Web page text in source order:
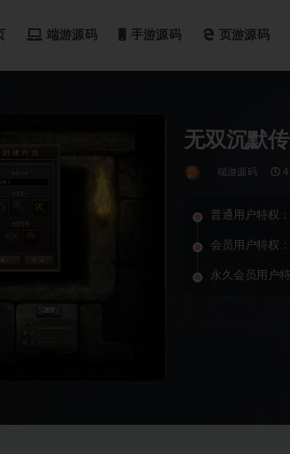
端游源码 手游源码 页游源码
无双沉默
端游源码 4
普通用户特权：
会员用户特权：
永久会员用户特